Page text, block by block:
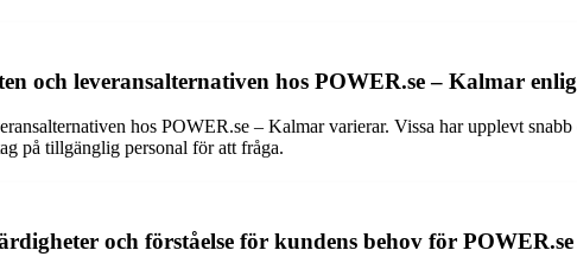
och leveransalternativen hos POWER.se – Kalmar
hos POWER.se – Kalmar varierar. Vissa har upplevt
på tillgänglig personal för att fråga.
och förståelse för kundens behov för